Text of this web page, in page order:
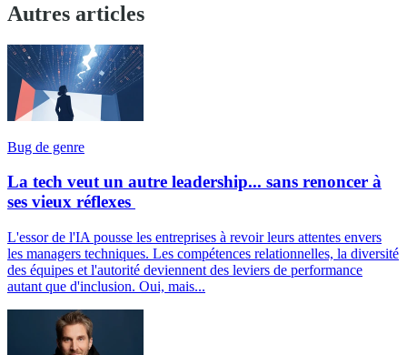
Autres articles
Bug de genre
La tech veut un autre leadership... sans renoncer à
ses vieux réflexes
L'essor de l'IA pousse les entreprises à revoir leurs attentes envers
les managers techniques. Les compétences relationnelles, la diversité
des équipes et l'autorité deviennent des leviers de performance
autant que d'inclusion. Oui, mais...